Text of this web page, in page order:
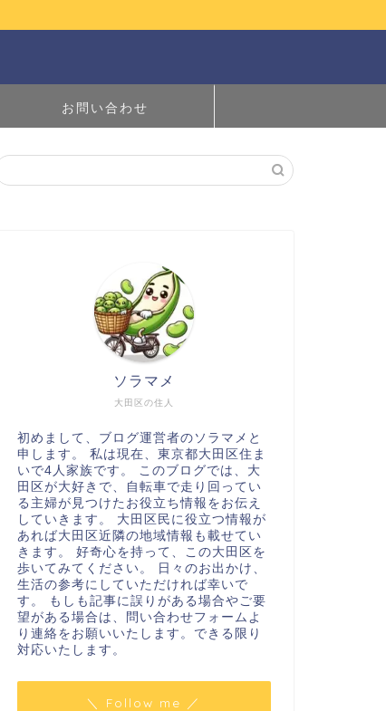
お問い合わせ
大田区の住人
ソラマメ
初めまして、ブログ運営者のソラマメと
申します。 私は現在、東京都大田区住ま
いで4人家族です。 このブログでは、大
田区が大好きで、自転車で走り回ってい
る主婦が見つけたお役立ち情報をお伝え
していきます。 大田区民に役立つ情報が
あれば大田区近隣の地域情報も載せてい
きます。 好奇心を持って、この大田区を
歩いてみてください。 日々のお出かけ、
生活の参考にしていただければ幸いで
す。 もしも記事に誤りがある場合やご要
望がある場合は、問い合わせフォームよ
り連絡をお願いいたします。できる限り
対応いたします。
＼ Follow me ／